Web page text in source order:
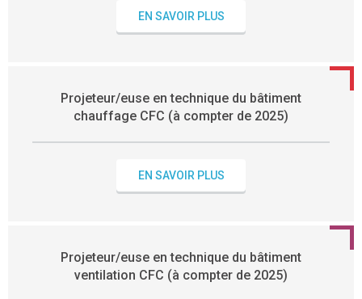
EN SAVOIR PLUS
Projeteur/euse en technique du bâtiment
chauffage CFC (à compter de 2025)
EN SAVOIR PLUS
Projeteur/euse en technique du bâtiment
ventilation CFC (à compter de 2025)